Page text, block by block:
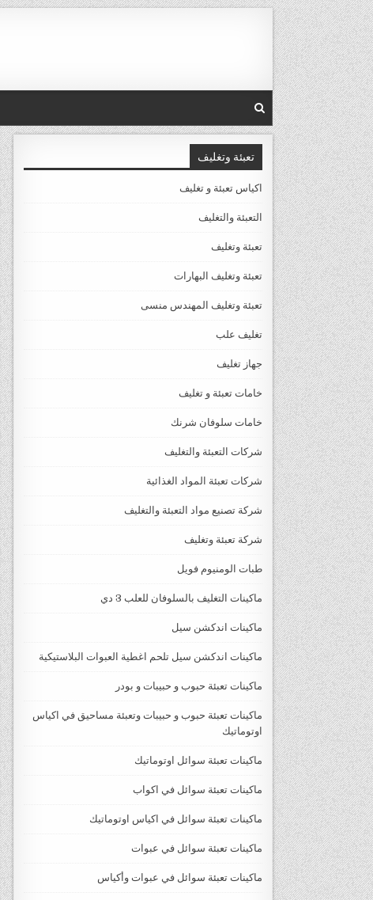
Skip
to
content
تعبئة وتغليف
اكياس تعبئة و تغليف
التعبئة والتغليف
تعبئة وتغليف
تعبئة وتغليف البهارات
تعبئة وتغليف المهندس منسى
تغليف علب
جهاز تغليف
خامات تعبئة و تغليف
خامات سلوفان شرنك
شركات التعبئة والتغليف
شركات تعبئة المواد الغذائية
شركة تصنيع مواد التعبئة والتغليف
شركة تعبئة وتغليف
طبات الومنيوم فويل
ماكينات التغليف بالسلوفان للعلب 3 دي
ماكينات اندكشن سيل
ماكينات اندكشن سيل تلحم اغطية العبوات البلاستيكية
ماكينات تعبئة حبوب و حبيبات و بودر
ماكينات تعبئة حبوب و حبيبات وتعبئة مساحيق في اكياس
اوتوماتيك
ماكينات تعبئة سوائل اوتوماتيك
ماكينات تعبئة سوائل في اكواب
ماكينات تعبئة سوائل في اكياس اوتوماتيك
ماكينات تعبئة سوائل في عبوات
ماكينات تعبئة سوائل في عبوات وأكياس